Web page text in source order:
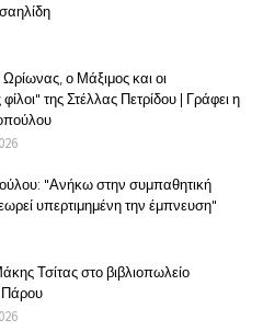
Ωρίωνας, ο Μάξιμος και οι
της Στέλλας Πετρίδου | Γράφει η
"Ανήκω στην συμπαθητική
υπερτιμημένη την έμπνευση"
Τσίτας στο βιβλιοπωλείο
Πάρου